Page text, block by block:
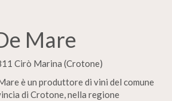
Mare
Cirò Marina (Crotone)
è un produttore di vini del comune
di Crotone, nella regione